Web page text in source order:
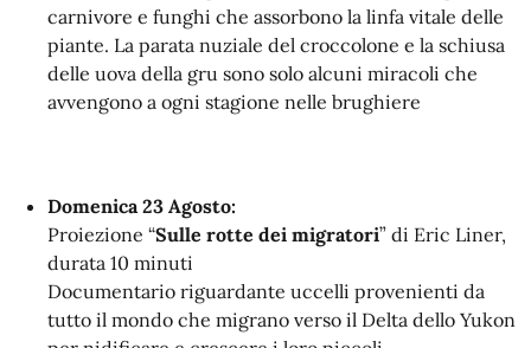
carnivore e funghi che assorbono la linfa vitale delle
piante. La parata nuziale del croccolone e la schiusa
delle uova della gru sono solo alcuni miracoli che
avvengono a ogni stagione nelle brughiere
Domenica 23 Agosto:
Proiezione “Sulle rotte dei migratori” di Eric Liner,
durata 10 minuti
Documentario riguardante uccelli provenienti da
tutto il mondo che migrano verso il Delta dello Yukon